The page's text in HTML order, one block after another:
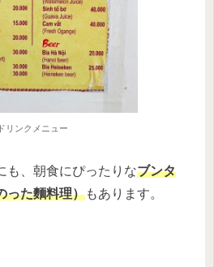
ドリンクメニュー
も、朝食にぴったりなブンタ
った麵料理）もあります。